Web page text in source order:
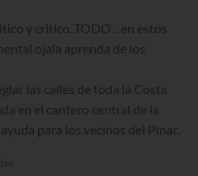
y critico..TODO…en estos
ojala aprenda de los
las calles de toda la Costa
en el cantero central de la
para los vecinos del Pinar.